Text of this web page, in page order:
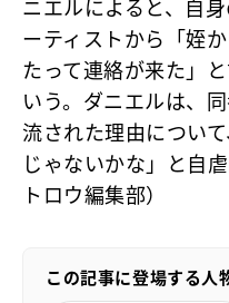
ニエルによると、自
ーティストから「姪
たって連絡が来た」
いう。ダニエルは、
流された理由につい
じゃないかな」と自
トロウ編集部）
この記事に登場する人